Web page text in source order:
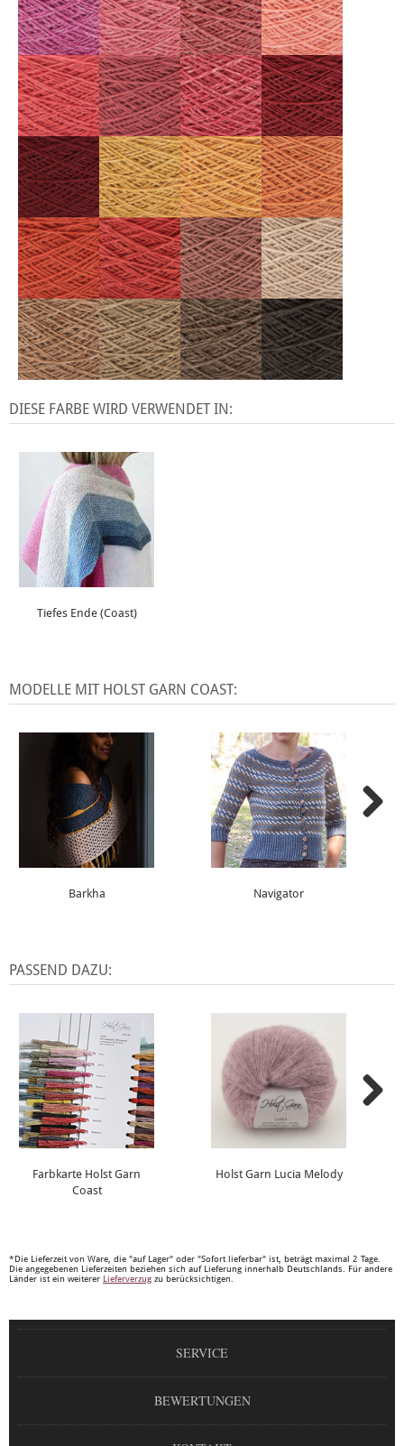
DIESE FARBE WIRD VERWENDET IN:
Tiefes Ende (Coast)
MODELLE MIT HOLST GARN COAST:
Barkha Navigator
PASSEND DAZU:
Farbkarte Holst Garn
Coast
Holst Garn Lucia Melody
*Die Lieferzeit von Ware, die "auf Lager" oder "Sofort lieferbar" ist, beträgt maximal 2 Tage.
Die angegebenen Lieferzeiten beziehen sich auf Lieferung innerhalb Deutschlands. Für andere
Länder ist ein weiterer Lieferverzug zu berücksichtigen.
SERVICE
BEWERTUNGEN